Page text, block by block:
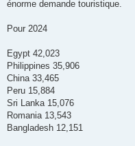
énorme demande touristique.
Pour 2024
Egypt 42,023
Philippines 35,906
China 33,465
Peru 15,884
Sri Lanka 15,076
Romania 13,543
Bangladesh 12,151